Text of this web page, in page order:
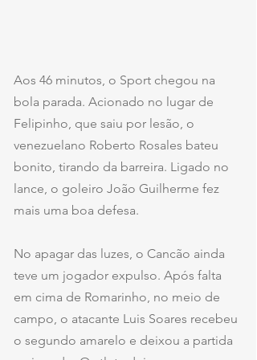
Aos 46 minutos, o Sport chegou na
bola parada. Acionado no lugar de
Felipinho, que saiu por lesão, o
venezuelano Roberto Rosales bateu
bonito, tirando da barreira. Ligado no
lance, o goleiro João Guilherme fez
mais uma boa defesa.
No apagar das luzes, o Cancão ainda
teve um jogador expulso. Após falta
em cima de Romarinho, no meio de
campo, o atacante Luis Soares recebeu
o segundo amarelo e deixou a partida